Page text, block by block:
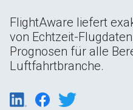
FlightAware liefert
von Echtzeit-
Prognosen für alle
Luftfahrtbranche.